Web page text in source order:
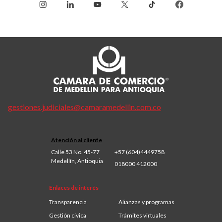
gestiones.judiciales@camaramedellin.com.co
Atención al cliente
Calle 53 No. 45-77
Medellín, Antioquia
+57 (604)4449758
018000 412000
Enlaces de interés
Transparencia
Alianzas y programas
Gestión cívica
Trámites virtuales